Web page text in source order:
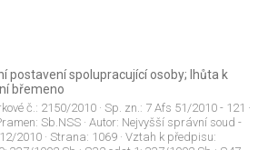
postavení spolupracující osoby; lhůta k
břemeno
č.: 2150/2010 · Sp. zn.: 7 Afs 51/2010 - 121 ·
Sb.NSS · Autor: Nejvyšší správní soud -
12/2010 · Strana: 1069 · Vztah k předpisu: